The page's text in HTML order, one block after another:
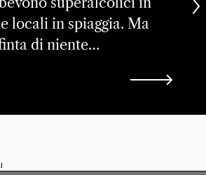
locali in spiaggia. Ma
di niente…